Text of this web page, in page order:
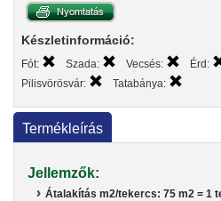
Készletinformáció:
Fót: Szada: Vecsés: Érd:
Pilisvörösvár:
Tatabánya:
Termékleírás
Jellemzők:
Átalakítás m2/tekercs: 75 m2 = 1